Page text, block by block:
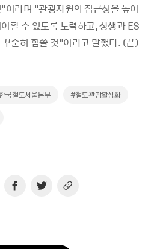
이라며 “관광자원의 접근성을 높여
할 수 있도록 노력하고, 상생과 ES
준히 힘쓸 것”이라고 말했다. (끝)
국철도서울본부 #철도관광활성화